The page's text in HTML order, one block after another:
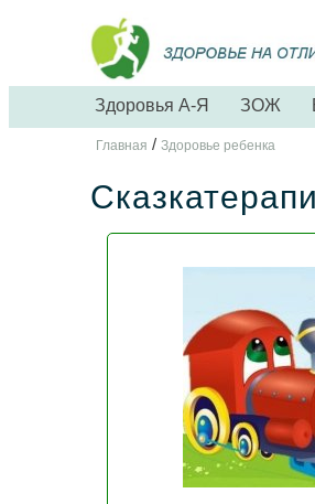
Здоровья А-Я ЗОЖ
Главная / Здоровье ребенка